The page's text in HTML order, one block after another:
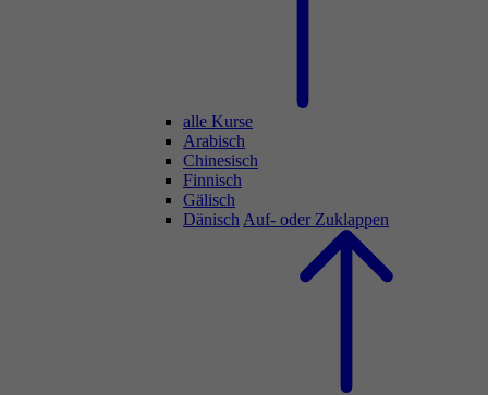
alle Kurse
Arabisch
Chinesisch
Finnisch
Gälisch
Dänisch Auf- oder Zuklappen